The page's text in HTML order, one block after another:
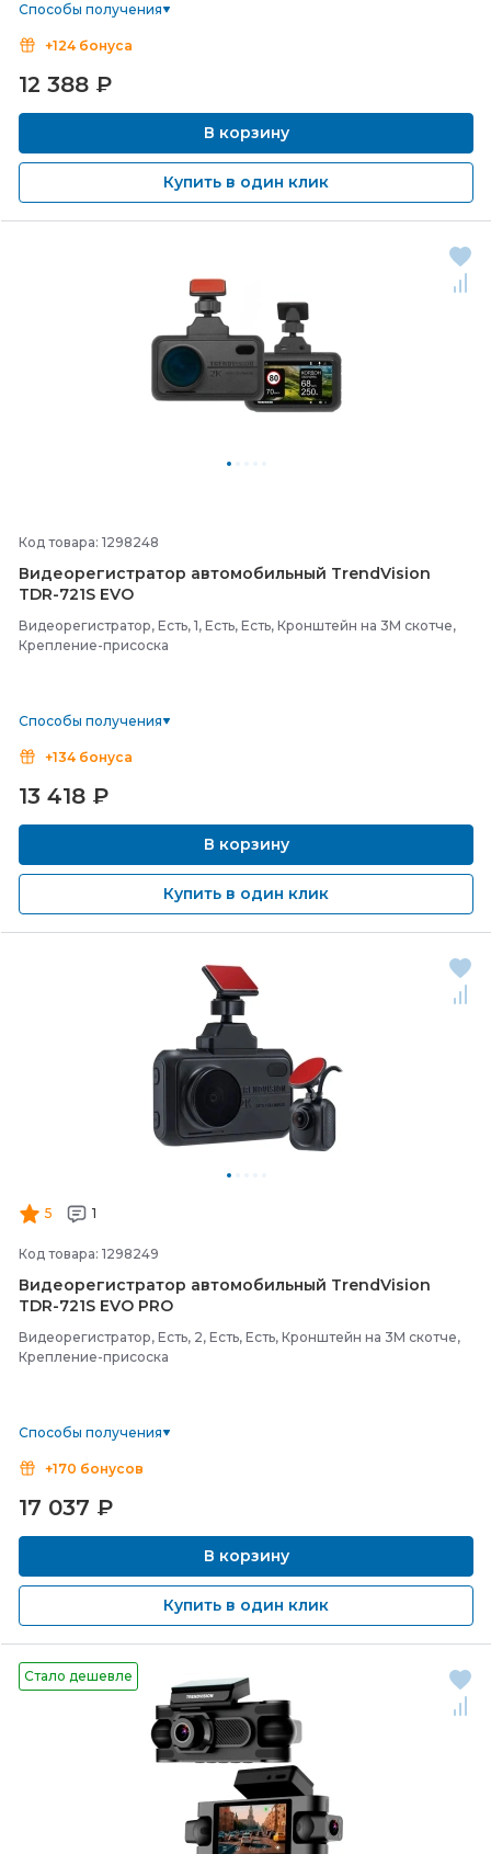
Способы получения
+124 бонуса
12 388 ₽
В корзину
Купить в один клик
Код товара: 1298248
Видеорегистратор автомобильный TrendVision
TDR-721S EVO
Видеорегистратор, Есть, 1, Есть, Есть, Кронштейн на 3М скотче,
Крепление-присоска
Способы получения
+134 бонуса
13 418 ₽
В корзину
Купить в один клик
5 1
Код товара: 1298249
Видеорегистратор автомобильный TrendVision
TDR-721S EVO PRO
Видеорегистратор, Есть, 2, Есть, Есть, Кронштейн на 3М скотче,
Крепление-присоска
Способы получения
+170 бонусов
17 037 ₽
В корзину
Купить в один клик
Стало дешевле